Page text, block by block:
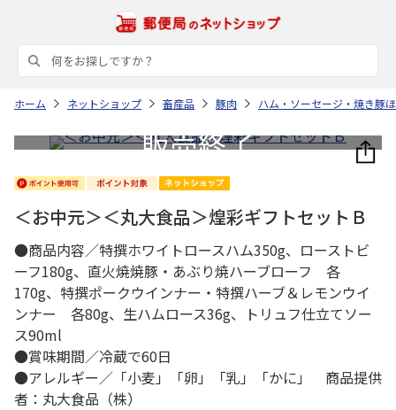
ホーム ネットショップ 畜産品 豚肉 ハム・ソーセージ・焼き豚
＜お中元＞＜丸大食品＞煌彩ギフトセットＢ
●商品内容／特撰ホワイトロースハム350g、ローストビ
ーフ180g、直火焼焼豚・あぶり焼ハーブローフ 各
170g、特撰ポークウインナー・特撰ハーブ＆レモンウイ
ンナー 各80g、生ハムロース36g、トリュフ仕立てソー
ス90ml
●賞味期間／冷蔵で60日
●アレルギー／「小麦」「卵」「乳」「かに」 商品提供
者：丸大食品（株）